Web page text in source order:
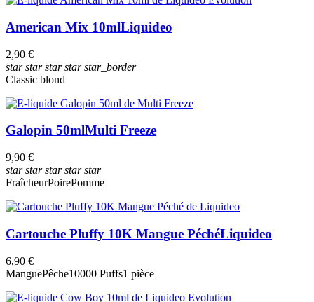
American Mix 10mlLiquideo
2,90 €
starstarstarstarstar_border
Classic blond
Galopin 50mlMulti Freeze
9,90 €
starstarstarstarstar
FraîcheurPoirePomme
Cartouche Pluffy 10K Mangue PéchéLiquideo
6,90 €
ManguePêche10000 Puffs1 pièce